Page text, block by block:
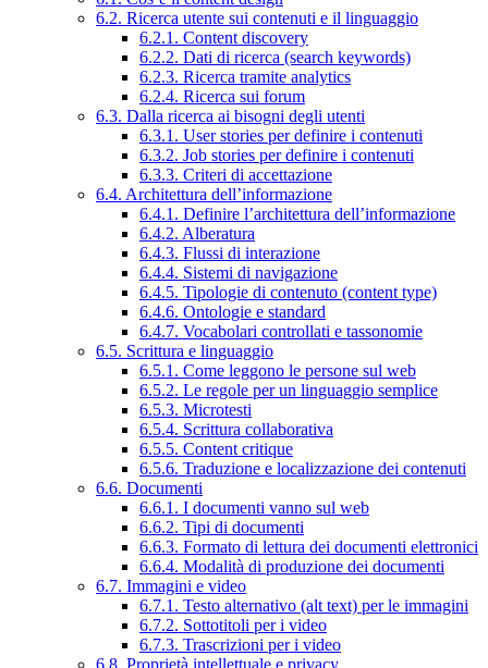
6.2. Ricerca utente sui contenuti e il linguaggio
6.2.1. Content discovery
6.2.2. Dati di ricerca (search keywords)
6.2.3. Ricerca tramite analytics
6.2.4. Ricerca sui forum
6.3. Dalla ricerca ai bisogni degli utenti
6.3.1. User stories per definire i contenuti
6.3.2. Job stories per definire i contenuti
6.3.3. Criteri di accettazione
6.4. Architettura dell’informazione
6.4.1. Definire l’architettura dell’informazione
6.4.2. Alberatura
6.4.3. Flussi di interazione
6.4.4. Sistemi di navigazione
6.4.5. Tipologie di contenuto (content type)
6.4.6. Ontologie e standard
6.4.7. Vocabolari controllati e tassonomie
6.5. Scrittura e linguaggio
6.5.1. Come leggono le persone sul web
6.5.2. Le regole per un linguaggio semplice
6.5.3. Microtesti
6.5.4. Scrittura collaborativa
6.5.5. Content critique
6.5.6. Traduzione e localizzazione dei contenuti
6.6. Documenti
6.6.1. I documenti vanno sul web
6.6.2. Tipi di documenti
6.6.3. Formato di lettura dei documenti elettronici
6.6.4. Modalità di produzione dei documenti
6.7. Immagini e video
6.7.1. Testo alternativo (alt text) per le immagini
6.7.2. Sottotitoli per i video
6.7.3. Trascrizioni per i video
6.8. Proprietà intellettuale e privacy